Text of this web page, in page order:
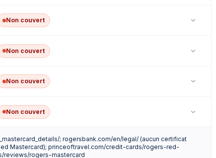
vous ramener n'est incluse.
Non couvert
les articles essentiels achetés pendant un retard de
Non couvert
ou volés.
Non couvert
(DMA) par transporteur public ni de responsabilité civile
Non couvert
d'hôtel ou de motel.; rogersbank.com/en/legal/ (aucun certificat
Mastercard); princeoftravel.com/credit-cards/rogers-red-
reviews/rogers-mastercard